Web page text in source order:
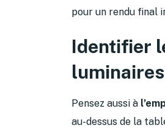
pour un rendu final
Identifier
luminaires
Pensez aussi à
au-dessus de la